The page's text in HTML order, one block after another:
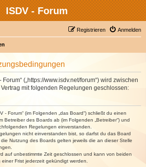
ISDV - Forum
Anmelden
Registrieren
Forum“ („https://www.isdv.net/forum“) wird zwischen
mit folgenden Regelungen geschlossen:
- Forum“ (im Folgenden „das Board“) schließt du einen
Betreiber des Boards ab (im Folgenden „Betreiber“) und
Regelungen einverstanden.
nicht einverstanden bist, so darfst du das Board
Nutzung des Boards gelten jeweils die an dieser Stelle
auf unbestimmte Zeit geschlossen und kann von beiden
Frist jederzeit gekündigt werden.